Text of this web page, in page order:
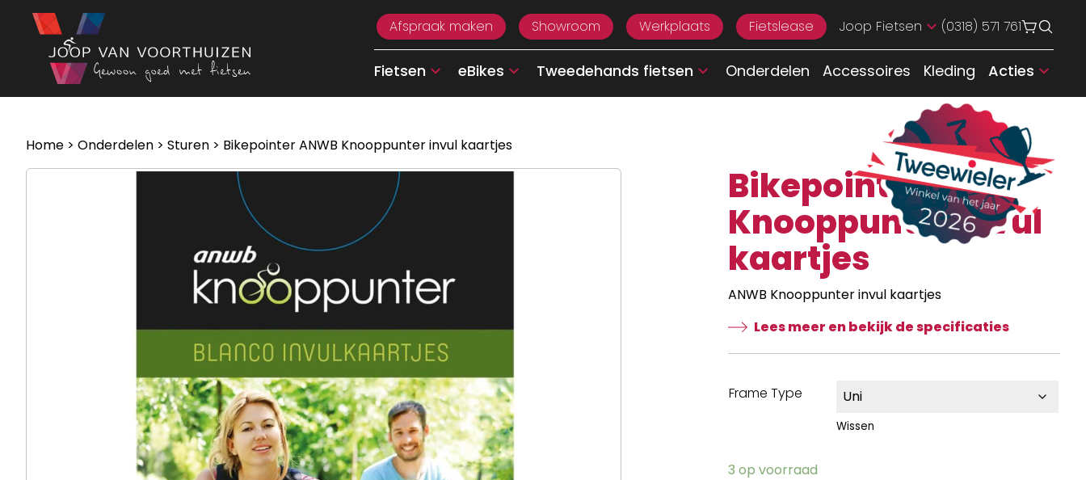
Ga naar de inhoud
Afspraak maken
Showroom Werkplaats Fietslease Joop Fietsen (0318) 571 761
Fietsen eBikes Tweedehands fietsen Onderdelen Accessoires Kleding Acties
Home > Onderdelen > Sturen > Bikepointer ANWB Knooppunter invul kaartjes
Bikepointer ANWB
Knooppunter invul
kaartjes
ANWB Knooppunter invul kaartjes
Lees meer en bekijk de specificaties
Frame Type
Wissen
3 op voorraad